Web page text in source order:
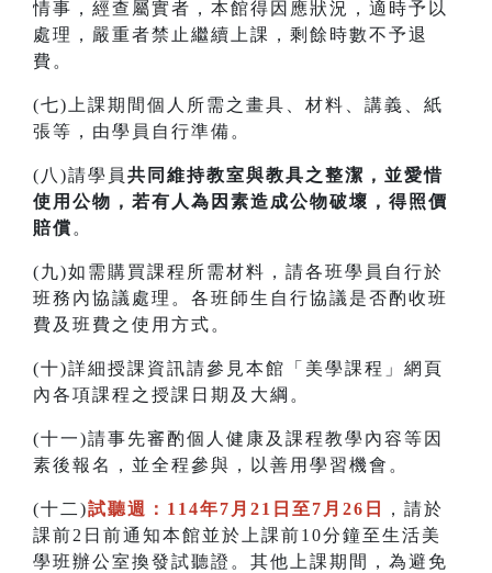
情事，經查屬實者，本館得因應狀況，適時予以
處理，嚴重者禁止繼續上課，剩餘時數不予退
費。
(七)上課期間個人所需之畫具、材料、講義、紙
張等，由學員自行準備。
(八)請學員 共同維持教室與教具之整潔，並愛惜
使用公物，若有人為因素造成公物破壞，得照價
賠償 。
(九)如需購買課程所需材料，請各班學員自行於
班務內協議處理。各班師生自行協議是否酌收班
費及班費之使用方式。
(十)詳細授課資訊請參見本館「美學課程」網頁
內各項課程之授課日期及大綱。
(十一)請事先審酌個人健康及課程教學內容等因
素後報名，並全程參與，以善用學習機會。
(十二)試聽週：114年7月21日至7月26日
，請於
課前2日前通知本館並於上課前10分鐘至生活美
學班辦公室換發試聽證。其他上課期間，為避免